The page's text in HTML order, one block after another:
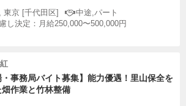
東京 [千代田区]
中途,パート
し決定：月給250,000〜500,000円
・事務局バイト募集】能力優遇！里山保全を
作業と竹林整備